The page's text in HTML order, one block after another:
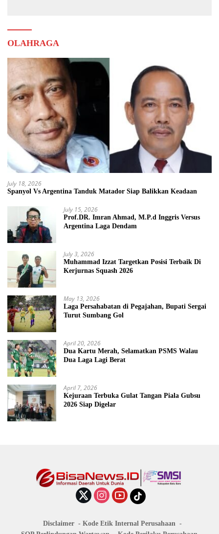
OLAHRAGA
July 18, 2026
Spanyol Vs Argentina Tanduk Matador Siap Balikkan Keadaan
July 15, 2026
Prof.DR. Imran Ahmad, M.P.d Inggris Versus
Argentina Laga Dendam
July 3, 2026
Muhammad Izzat Targetkan Posisi Terbaik Di
Kerjurnas Squash 2026
May 13, 2026
Laga Persahabatan di Pegajahan, Bupati Sergai
Turut Sumbang Gol
April 20, 2026
Dua Kartu Merah, Selamatkan PSMS Walau
Dua Laga Lagi Berat
April 7, 2026
Kejuraan Terbuka Gulat Tangan Piala Gubsu
2026 Siap Digelar
Disclaimer
Kode Etik Internal Perusahaan